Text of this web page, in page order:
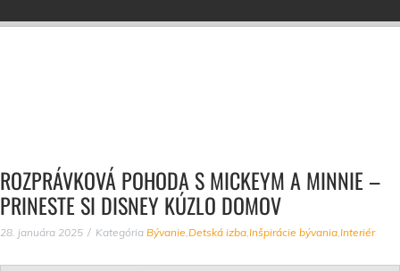
ROZPRÁVKOVÁ POHODA S MICKEYM A MINNIE –
PRINESTE SI DISNEY KÚZLO DOMOV
28. januára 2025 Kategória Bývanie,Detská izba,Inšpirácie bývania,Interiér